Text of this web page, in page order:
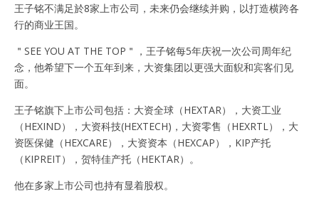
王子铭不满足於8家上市公司，未来仍会继续并购，以打造横跨各
行的商业王国。
＂SEE YOU AT THE TOP＂，王子铭每5年庆祝一次公司周年纪
念，他希望下一个五年到来，大资集团以更强大面貎和宾客们见
面。
王子铭旗下上市公司包括：大资全球（HEXTAR），大资工业
（HEXIND），大资科技(HEXTECH)，大资零售（HEXRTL），大
资医保健（HEXCARE），大资资本（HEXCAP），KIP产托
（KIPREIT），贺特佳产托（HEKTAR）。
他在多家上市公司也持有显着股权。